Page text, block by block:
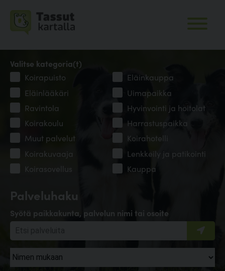
Palveluhaku
Syötä paikkakunta, palvelun nimi tai osoite
Valitse kategoria(t)
Koirapuisto
Eläinkauppa
Eläinlääkäri
Uimapaikka
Ravintola
Hyvinvointi ja hoitolat
Koirakoulu
Harrastuspaikka
Muut palvelut
Koirahotelli
Koirakuvaaja
Lenkkeily ja patikointi
Koirasovellus
Kauppa